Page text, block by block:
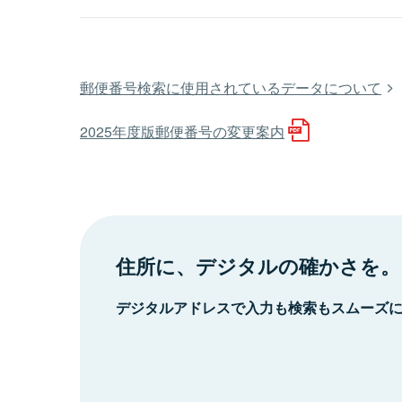
郵便番号検索に使用されているデータについて
2025年度版郵便番号の変更案内
住所に、デジタルの確かさを。
デジタルアドレスで入力も検索もスムーズ